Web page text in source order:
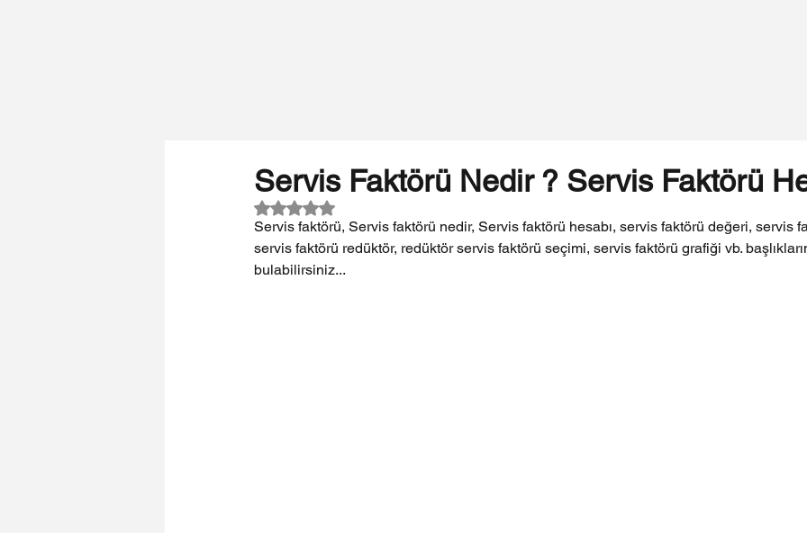
Servis Faktörü Nedir ? Servis Faktörü
5 üzerinden NaN yıldız
Servis faktörü, Servis faktörü nedir, Servis faktörü hesabı, servis faktörü değeri, servis
servis faktörü redüktör, redüktör servis faktörü seçimi, servis faktörü grafiği vb.
bulabilirsiniz...